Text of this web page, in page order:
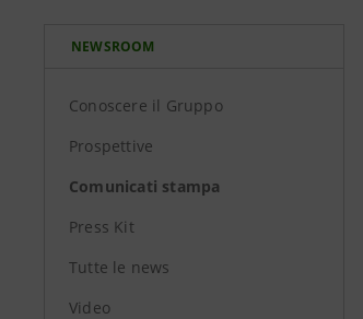
NEWSROOM
Conoscere il Gruppo
Prospettive
Comunicati stampa
Press Kit
Tutte le news
Video